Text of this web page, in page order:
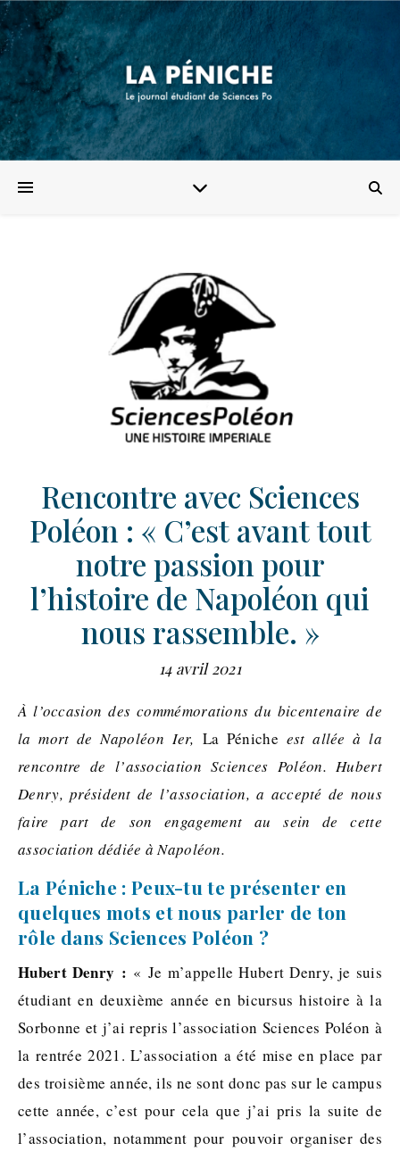
Rencontre avec Sciences
Poléon : « C’est avant tout
notre passion pour
l’histoire de Napoléon qui
nous rassemble. »
14 avril 2021
À l’occasion des commémorations du bicentenaire de
la mort de Napoléon Ier, La Péniche est allée à la
rencontre de l’association Sciences Poléon. Hubert
Denry, président de l’association, a accepté de nous
faire part de son engagement au sein de cette
association dédiée à Napoléon.
La Péniche : Peux-tu te présenter en
quelques mots et nous parler de ton
rôle dans Sciences Poléon ?
Hubert Denry : « Je m’appelle Hubert Denry, je suis
étudiant en deuxième année en bicursus histoire à la
Sorbonne et j’ai repris l’association Sciences Poléon à
la rentrée 2021. L’association a été mise en place par
des troisième année, ils ne sont donc pas sur le campus
cette année, c’est pour cela que j’ai pris la suite de
l’association, notamment pour pouvoir organiser des